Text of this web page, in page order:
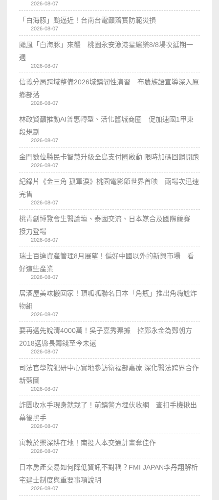
2026-08-07
「白海豚」颱逼近！台南台電籲落實防範災損
2026-08-07
颱風「白海豚」來襲 桃園永安漁港星繽樂8/8場次延期一
週
2026-08-07
信義分局跨域整備2026城鎮韌性演習 布農族語宣導深入原
鄉部落
2026-08-07
林政賢籲推動AI普惠轉型、活化舊城商圈 促加速國1甲東
段規劃
2026-08-07
金門數位縣民卡智慧升級全島支付圈啟動 限時加碼回饋開跑
2026-08-07
紀錄片《金三角 孤軍淚》桃園電影節世界首映 兩場次迅速
完售
2026-08-07
桃青創博覽會生醫論壇、泰國交流、日本媒合及國際競賽
接力登場
2026-08-07
瑞士百達資產管理8月展望！偏好中國以外的新興市場 看
好這些產業
2026-08-07
居酒屋美味搬回家！頂呱呱聯名日本「角瓶」推出角嗨尬炸
物組
2026-08-07
要再選先說清4000萬！吳子嘉秀票據 控鄭永金為鄭朝方
2018選縣長籌錢至今未還
2026-08-07
司法官學院犯研中心實地參訪衛福部嘉療 深化醫法跨界合作
新藍圖
2026-08-07
詐團收水手現身就栽了！前鎮警方埋伏收網 查扣手機揪出
幕後黑手
2026-08-07
寓教於樂深耕在地！南投人本交通計畫奪佳作
2026-08-07
日本房產交易如何降低資訊不對稱？FMI JAPAN李丹翔解析
宅建士制度與重要事項說明
2026-08-07